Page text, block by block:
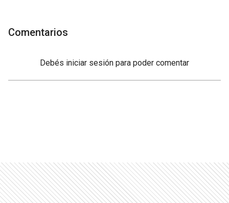
Comentarios
Debés iniciar sesión para poder comentar